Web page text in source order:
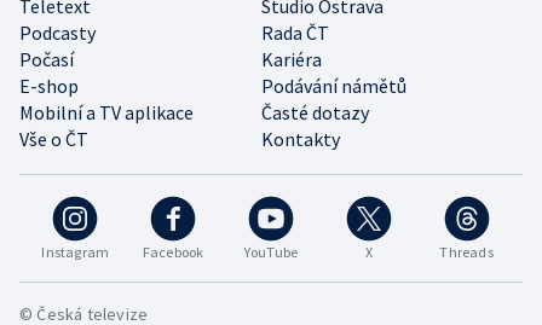
Instagram Facebook YouTube X Threads
Teletext
Studio Ostrava
Podcasty
Rada ČT
Počasí
Kariéra
E-shop
Podávání námětů
Mobilní a TV aplikace
Časté dotazy
Vše o ČT
Kontakty
© Česká televize